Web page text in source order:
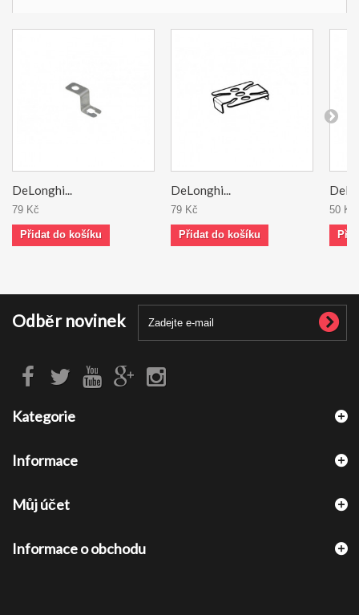
DeLonghi...
79 Kč
Přidat do košíku
DeLonghi...
79 Kč
Přidat do košíku
50 Kč
Odběr novinek
Kategorie
Informace
Můj účet
Informace o obchodu